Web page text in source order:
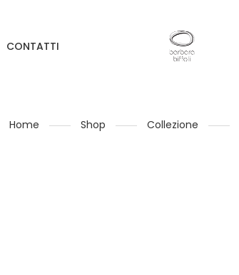
CONTATTI
Home Shop Collezione